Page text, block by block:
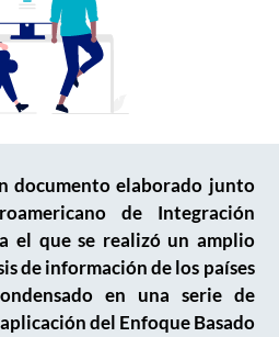
documento elaborado junto
de Integración
el que se realizó un amplio
de información de los países
en una serie de
del Enfoque Basado